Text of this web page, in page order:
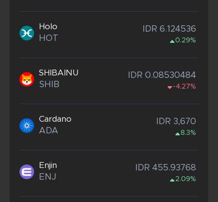
Holo
HOT
IDR 6.124536
0.29%
SHIBAINU
SHIB
IDR 0.08530484
-4.27%
Cardano
ADA
IDR 3,670
8.3%
Enjin
ENJ
IDR 455.93768
2.09%